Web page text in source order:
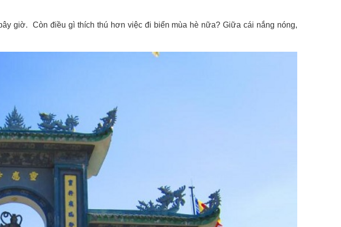
giờ. Còn điều gì thích thú hơn việc đi biển mùa hè nữa? Giữa cái nắng nóng,